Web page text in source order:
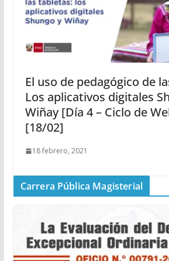
El uso de pedagógico de
Los aplicativos digitales
Wiñay [Día 4 – Ciclo de
[18/02]
18 febrero, 2021
Carrera Pública Magisterial